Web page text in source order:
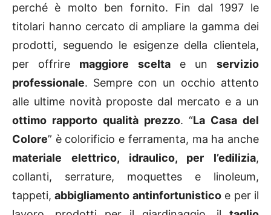
perché è molto ben fornito. Fin dal 1997 le
titolari hanno cercato di ampliare la gamma dei
prodotti, seguendo le esigenze della clientela,
per offrire maggiore sceltae unservizio
professionale. Sempre con un occhio attento
alle ultime novità proposte dal mercato e a un
ottimo rapporto qualità prezzo. “La Casa del
Colore” è colorificio e ferramenta, ma ha anche
materiale elettrico, idraulico, per l’edilizia,
collanti, serrature, moquettes e linoleum,
tappeti,abbigliamento antinfortunisticoe per il